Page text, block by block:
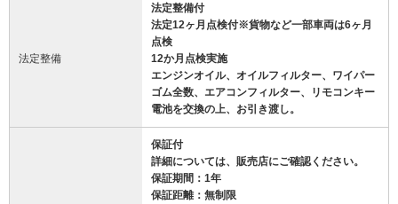
法定整備
法定整備付
法定12ヶ月点検付※貨物など一部車両は6ヶ月
点検
12か月点検実施
エンジンオイル、オイルフィルター、ワイパー
ゴム全数、エアコンフィルター、リモコンキー
電池を交換の上、お引き渡し。
保証付
詳細については、販売店にご確認ください。
保証期間：1年
保証距離：無制限